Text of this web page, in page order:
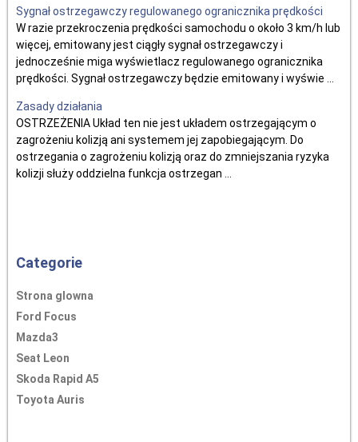
Sygnał ostrzegawczy regulowanego ogranicznika prędkości
W razie przekroczenia prędkości samochodu o około 3 km/h lub
więcej, emitowany jest ciągły sygnał ostrzegawczy i
jednocześnie miga wyświetlacz regulowanego ogranicznika
prędkości. Sygnał ostrzegawczy będzie emitowany i wyświe ...
Zasady działania
OSTRZEŻENIA Układ ten nie jest układem ostrzegającym o
zagrożeniu kolizją ani systemem jej zapobiegającym. Do
ostrzegania o zagrożeniu kolizją oraz do zmniejszania ryzyka
kolizji służy oddzielna funkcja ostrzegan ...
Categorie
Strona glowna
Ford Focus
Mazda3
Seat Leon
Skoda Rapid A5
Toyota Auris